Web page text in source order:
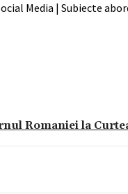
Media | Subiecte
Romaniei la